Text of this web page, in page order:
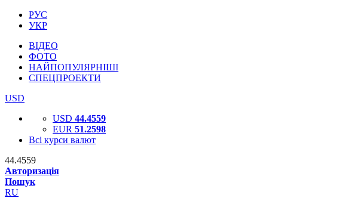
РУС
УКР
ВІДЕО
ФОТО
НАЙПОПУЛЯРНІШІ
СПЕЦПРОЕКТИ
USD
USD 44.4559
EUR 51.2598
Всі курси валют
44.4559
Авторизація
Пошук
RU